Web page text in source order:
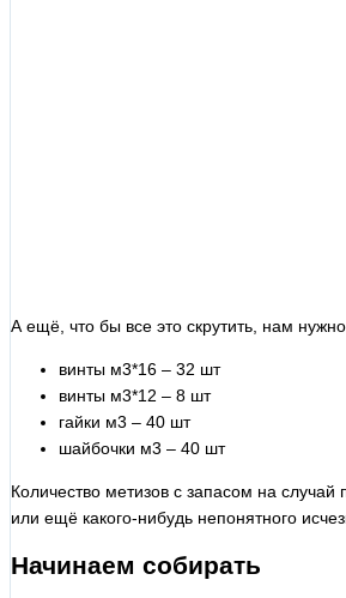
А ещё, что бы все это скрутить, нам
винты м3*16 – 32 шт
винты м3*12 – 8 шт
гайки м3 – 40 шт
шайбочки м3 – 40 шт
Количество метизов с запасом на случай
или ещё какого-нибудь непонятного
Начинаем собирать